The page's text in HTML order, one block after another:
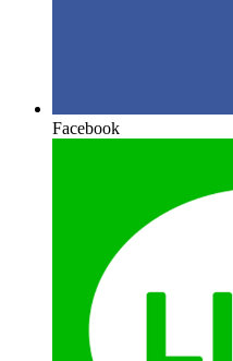
Facebook